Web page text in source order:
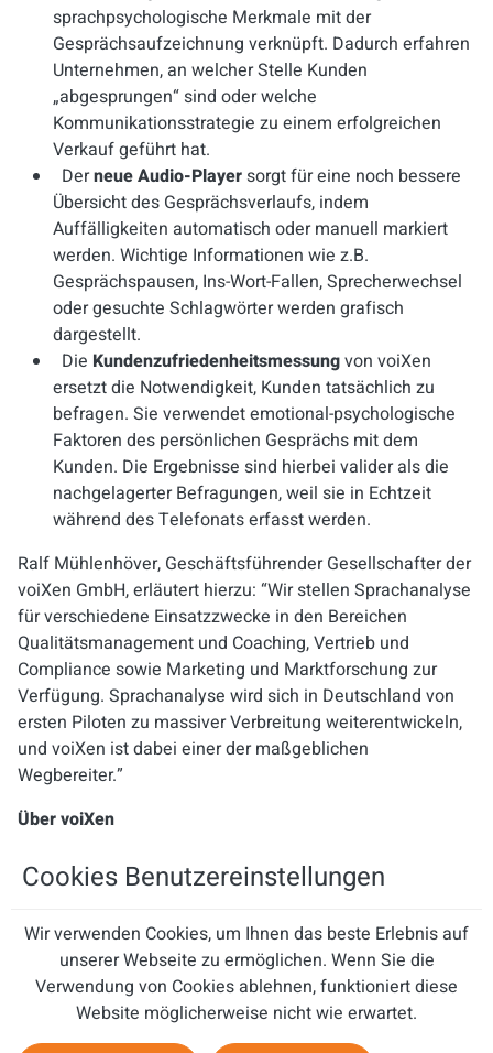
sprachpsychologische Merkmale mit der
Gesprächsaufzeichnung verknüpft. Dadurch erfahren
Unternehmen, an welcher Stelle Kunden
„abgesprungen“ sind oder welche
Kommunikationsstrategie zu einem erfolgreichen
Verkauf geführt hat.
Derneue Audio-Playersorgt für eine noch bessere
Übersicht des Gesprächsverlaufs, indem
Auffälligkeiten automatisch oder manuell markiert
werden. Wichtige Informationen wie z.B.
Gesprächspausen, Ins-Wort-Fallen, Sprecherwechsel
oder gesuchte Schlagwörter werden grafisch
dargestellt.
Die Kundenzufriedenheitsmessungvon voiXen
ersetzt die Notwendigkeit, Kunden tatsächlich zu
befragen. Sie verwendet emotional-psychologische
Faktoren des persönlichen Gesprächs mit dem
Kunden. Die Ergebnisse sind hierbei valider als die
nachgelagerter Befragungen, weil sie in Echtzeit
während des Telefonats erfasst werden.
Ralf Mühlenhöver, Geschäftsführender Gesellschafter der
voiXen GmbH, erläutert hierzu: “Wir stellen Sprachanalyse
für verschiedene Einsatzzwecke in den Bereichen
Qualitätsmanagement und Coaching, Vertrieb und
Compliance sowie Marketing und Marktforschung zur
Verfügung. Sprachanalyse wird sich in Deutschland von
ersten Piloten zu massiver Verbreitung weiterentwickeln,
und voiXen ist dabei einer der maßgeblichen
Wegbereiter.”
Über voiXen
voiXen ist die Sprachanalyse-Software aus der deutschen
Cloud. Im 21. Jahrhundert konstruiert, ist sie so einfach zu
Sie vereinfacht die Verwaltung und Analyse von
Telefonaten. voiXen hilft Unternehmen, den
Kundenservice zu verbessern, indem es den
Coachingprozess revolutioniert und das
Cookies Benutzereinstellungen
Wir verwenden Cookies, um Ihnen das beste Erlebnis auf
unserer Webseite zu ermöglichen. Wenn Sie die
Verwendung von Cookies ablehnen, funktioniert diese
Website möglicherweise nicht wie erwartet.